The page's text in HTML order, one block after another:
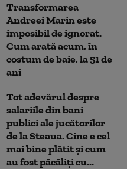
Transformarea
Andreei Marin este
imposibil de ignorat.
Cum arată acum, în
costum de baie, la 51 de
ani
Tot adevărul despre
salariile din bani
publici ale jucătorilor
de la Steaua. Cine e cel
mai bine plătit și cum
au fost păcăliți cu...